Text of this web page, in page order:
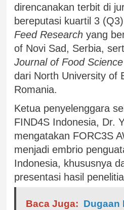
direncanakan terbit di
bereputasi kuartil 3
Feed Researchyang
of Novi Sad, Serbia,
Journal of Food
dari North University of
Romania.
Ketua penyelenggara
FIND4S Indonesia, Dr.
mengatakan FORC3S
menjadi embrio
Indonesia, khususnya
presentasi hasil
Baca Juga: Dugaan